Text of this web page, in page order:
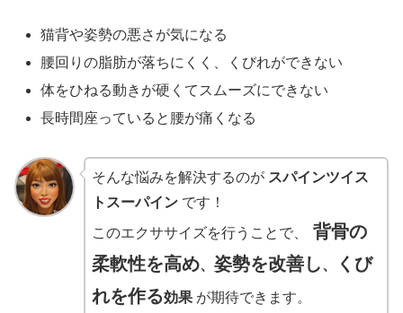
猫背や姿勢の悪さが気になる
腰回りの脂肪が落ちにくく、くびれができない
体をひねる動きが硬くてスムーズにできない
長時間座っていると腰が痛くなる
そんな悩みを解決するのが スパインツイス
トスーパインです！
このエクササイズを行うことで、
背骨の
柔軟性を高め、 姿勢を改善し、
くび
れを作る効果が期待できます。